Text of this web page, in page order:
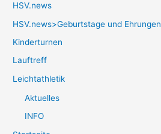
HSV.news
HSV.news>Geburtstage und Ehrungen
Kinderturnen
Lauftreff
Leichtathletik
Aktuelles
INFO